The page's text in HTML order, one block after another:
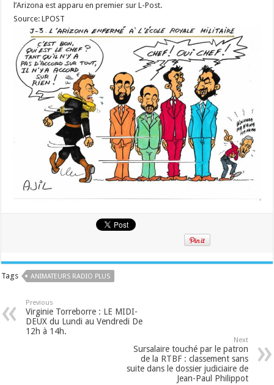
l’Arizona est apparu en premier sur L-Post.
Source: LPOST
Tags ANIMATEURS RADIO PLUS
Previous
Virginie Torreborre : LE MIDI-
DEUX du Lundi au Vendredi De
12h à 14h.
Next
Sursalaire touché par le patron
de la RTBF : classement sans
suite dans le dossier judiciaire de
Jean-Paul Philippot